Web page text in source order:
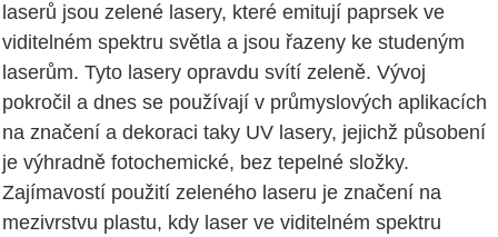
laserů jsou zelené lasery, které emitují paprsek ve
viditelném spektru světla a jsou řazeny ke studeným
laserům. Tyto lasery opravdu svítí zeleně. Vývoj
pokročil a dnes se používají v průmyslových aplikacích
na značení a dekoraci taky UV lasery, jejichž působení
je výhradně fotochemické, bez tepelné složky.
Zajímavostí použití zeleného laseru je značení na
mezivrstvu plastu, kdy laser ve viditelném spektru